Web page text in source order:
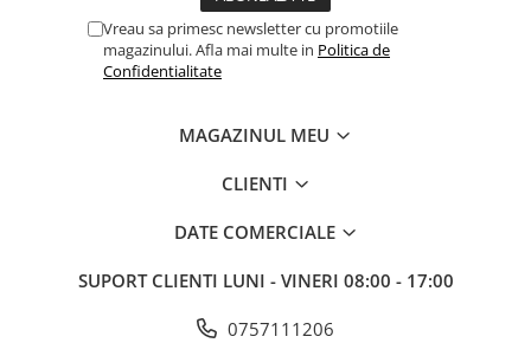
Stalpi gard
Panouri gard
Aparate de spalat cu presiune
Vreau sa primesc newsletter cu promotiile
magazinului. Afla mai multe in Politica de
Confidentialitate
MAGAZINUL MEU
CLIENTI
DATE COMERCIALE
SUPORT CLIENTI LUNI - VINERI 08:00 - 17:00
0757111206